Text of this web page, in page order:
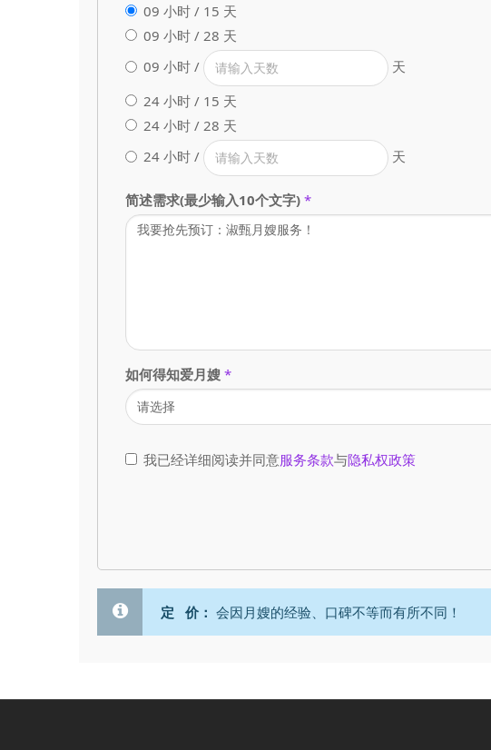
09 小时 / 15 天
09 小时 / 28 天
09 小时 /
天
24 小时 / 15 天
24 小时 / 28 天
24 小时 /
天
简述需求(最少输入10个文字) *
如何得知爱月嫂 *
我已经详细阅读并同意服务条款与隐私权政策
定 价： 会因月嫂的经验、口碑不等而有所不同！